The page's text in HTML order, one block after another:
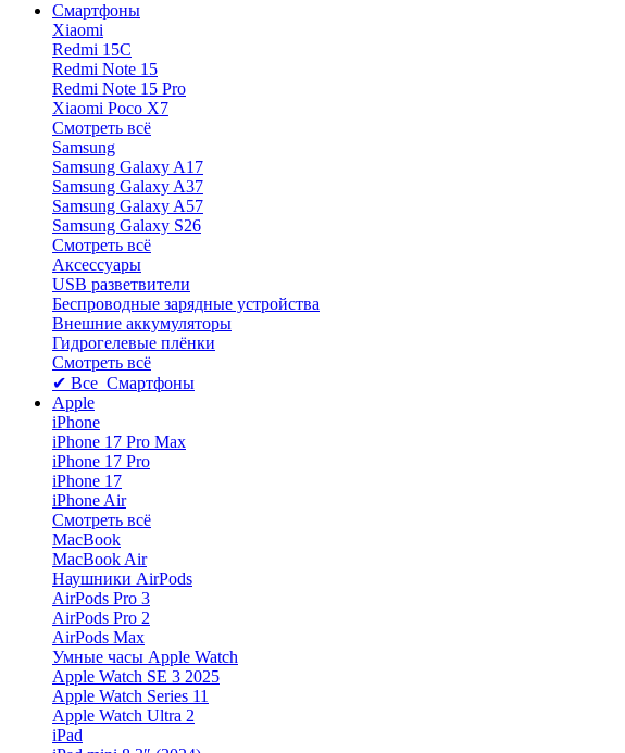
Смартфоны
Xiaomi
Redmi 15C
Redmi Note 15
Redmi Note 15 Pro
Xiaomi Poco X7
Смотреть всё
Samsung
Samsung Galaxy A17
Samsung Galaxy A37
Samsung Galaxy A57
Samsung Galaxy S26
Смотреть всё
Аксессуары
USB разветвители
Беспроводные зарядные устройства
Внешние аккумуляторы
Гидрогелевые плёнки
Смотреть всё
✔ Все Смартфоны
Apple
iPhone
iPhone 17 Pro Max
iPhone 17 Pro
iPhone 17
iPhone Air
Смотреть всё
MacBook
MacBook Air
Наушники AirPods
AirPods Pro 3
AirPods Pro 2
AirPods Max
Умные часы Apple Watch
Apple Watch SE 3 2025
Apple Watch Series 11
Apple Watch Ultra 2
iPad